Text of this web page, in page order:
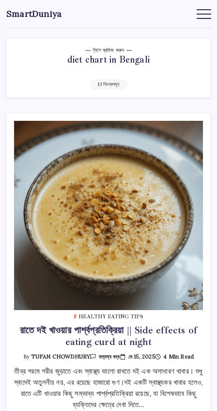
লেখায়
যান
SmartDuniya
Be
&
ট্যাগ ব্রাউজ করুন
diet chart in Bengali
13 নিবন্ধসমূহ
HEALTHY EATING TIPS
রাতে দই খাওয়ার পার্শ্বপ্রতিক্রিয়া || Side effects of
eating curd at night
ByTUFAN CHOWDHURY
রাতে
খাওয়ার
পার্শ্বপ্রতিক্রিয়া
||
Effects
Eating
মন্তব্য বন্ধ মে 15, 2025 4 Min Read
তীব্র গরমে শরীর জুড়াতে এবং স্বাস্থ্য ভালো রাখতে দই এক অসাধারণ খাবার। শুধু
স্বাদেই অতুলনীয় নয়, এর রয়েছে হাজারো গুণ।দই একটি স্বাস্থ্যকর খাবার হলেও,
রাতে এটি খাওয়ার কিছু সম্ভাব্য পার্শ্বপ্রতিক্রিয়া রয়েছে, যা বিশেষভাবে কিছু
ব্যক্তিদের ক্ষেত্রে দেখা দিতে…